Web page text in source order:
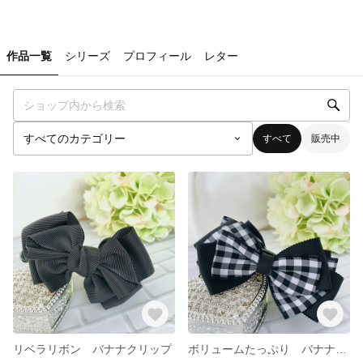
作品一覧 シリーズ プロフィール レター
すべて 販売中
リベラリボン バナナクリップ